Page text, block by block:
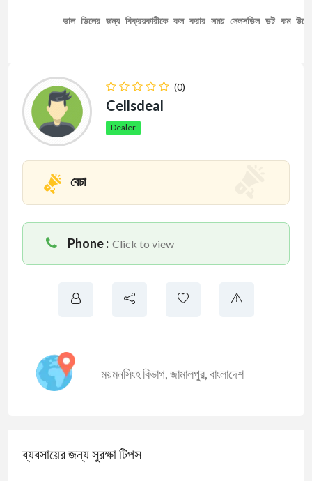
ভাল ডিলের জন্য বিক্রয়কারীকে কল করার সময় সেলসডিল ডট কম
(0)
Cellsdeal
Dealer
বেচা
Phone : Click to view
ময়মনসিংহ বিভাগ,জামালপুর,বাংলাদেশ
ব্যবসায়ের জন্য সুরক্ষা টিপস